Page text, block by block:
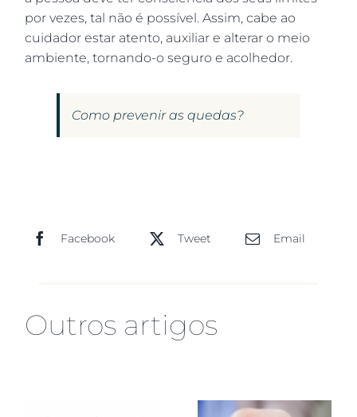
por vezes, tal não é possível. Assim, cabe ao
cuidador estar atento, auxiliar e alterar o meio
ambiente, tornando-o seguro e acolhedor.
Como prevenir as quedas?
Facebook Tweet Email
Outros artigos